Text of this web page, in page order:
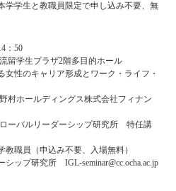
学学生と教職員限定で申し込み不要、無
：50
留学生プラザ2階多目的ホール
女性のキャリア形成とワーク・ライフ・
ールディングス株式会社フィナン
ルリーダーシップ研究所 特任講
職員（申込み不要、入場無料）
シップ研究所 IGL-seminar@cc.ocha.ac.jp